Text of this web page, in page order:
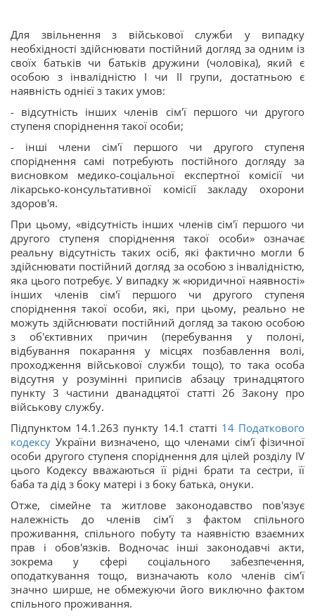
Для звільнення з військової служби у випадку
необхідності здійснювати постійний догляд за одним із
своїх батьків чи батьків дружини (чоловіка), який є
особою з інвалідністю I чи II групи, достатньою є
наявність однієї з таких умов:
- відсутність інших членів сім'ї першого чи другого
ступеня споріднення такої особи;
- інші члени сім'ї першого чи другого ступеня
споріднення самі потребують постійного догляду за
висновком медико-соціальної експертної комісії чи
лікарсько-консультативної комісії закладу охорони
здоров'я.
При цьому, «відсутність інших членів сім'ї першого чи
другого ступеня споріднення такої особи» означає
реальну відсутність таких осіб, які фактично могли б
здійснювати постійний догляд за особою з інвалідністю,
яка цього потребує. У випадку ж «юридичної наявності»
інших членів сім'ї першого чи другого ступеня
споріднення такої особи, які, при цьому, реально не
можуть здійснювати постійний догляд за такою особою
з об'єктивних причин (перебування у полоні,
відбування покарання у місцях позбавлення волі,
проходження військової служби тощо), то така особа
відсутня у розумінні приписів абзацу тринадцятого
пункту 3 частини дванадцятої статті 26 Закону про
військову службу.
Підпунктом 14.1.263 пункту 14.1 статті 14 Податкового
кодексу України визначено, що членами сім'ї фізичної
особи другого ступеня споріднення для цілей розділу IV
цього Кодексу вважаються її рідні брати та сестри, її
баба та дід з боку матері і з боку батька, онуки.
Отже, сімейне та житлове законодавство пов'язує
належність до членів сім'ї з фактом спільного
проживання, спільного побуту та наявністю взаємних
прав і обов'язків. Водночас інші законодавчі акти,
зокрема у сфері соціального забезпечення,
оподаткування тощо, визначають коло членів сім'ї
значно ширше, не обмежуючи його виключно фактом
спільного проживання.